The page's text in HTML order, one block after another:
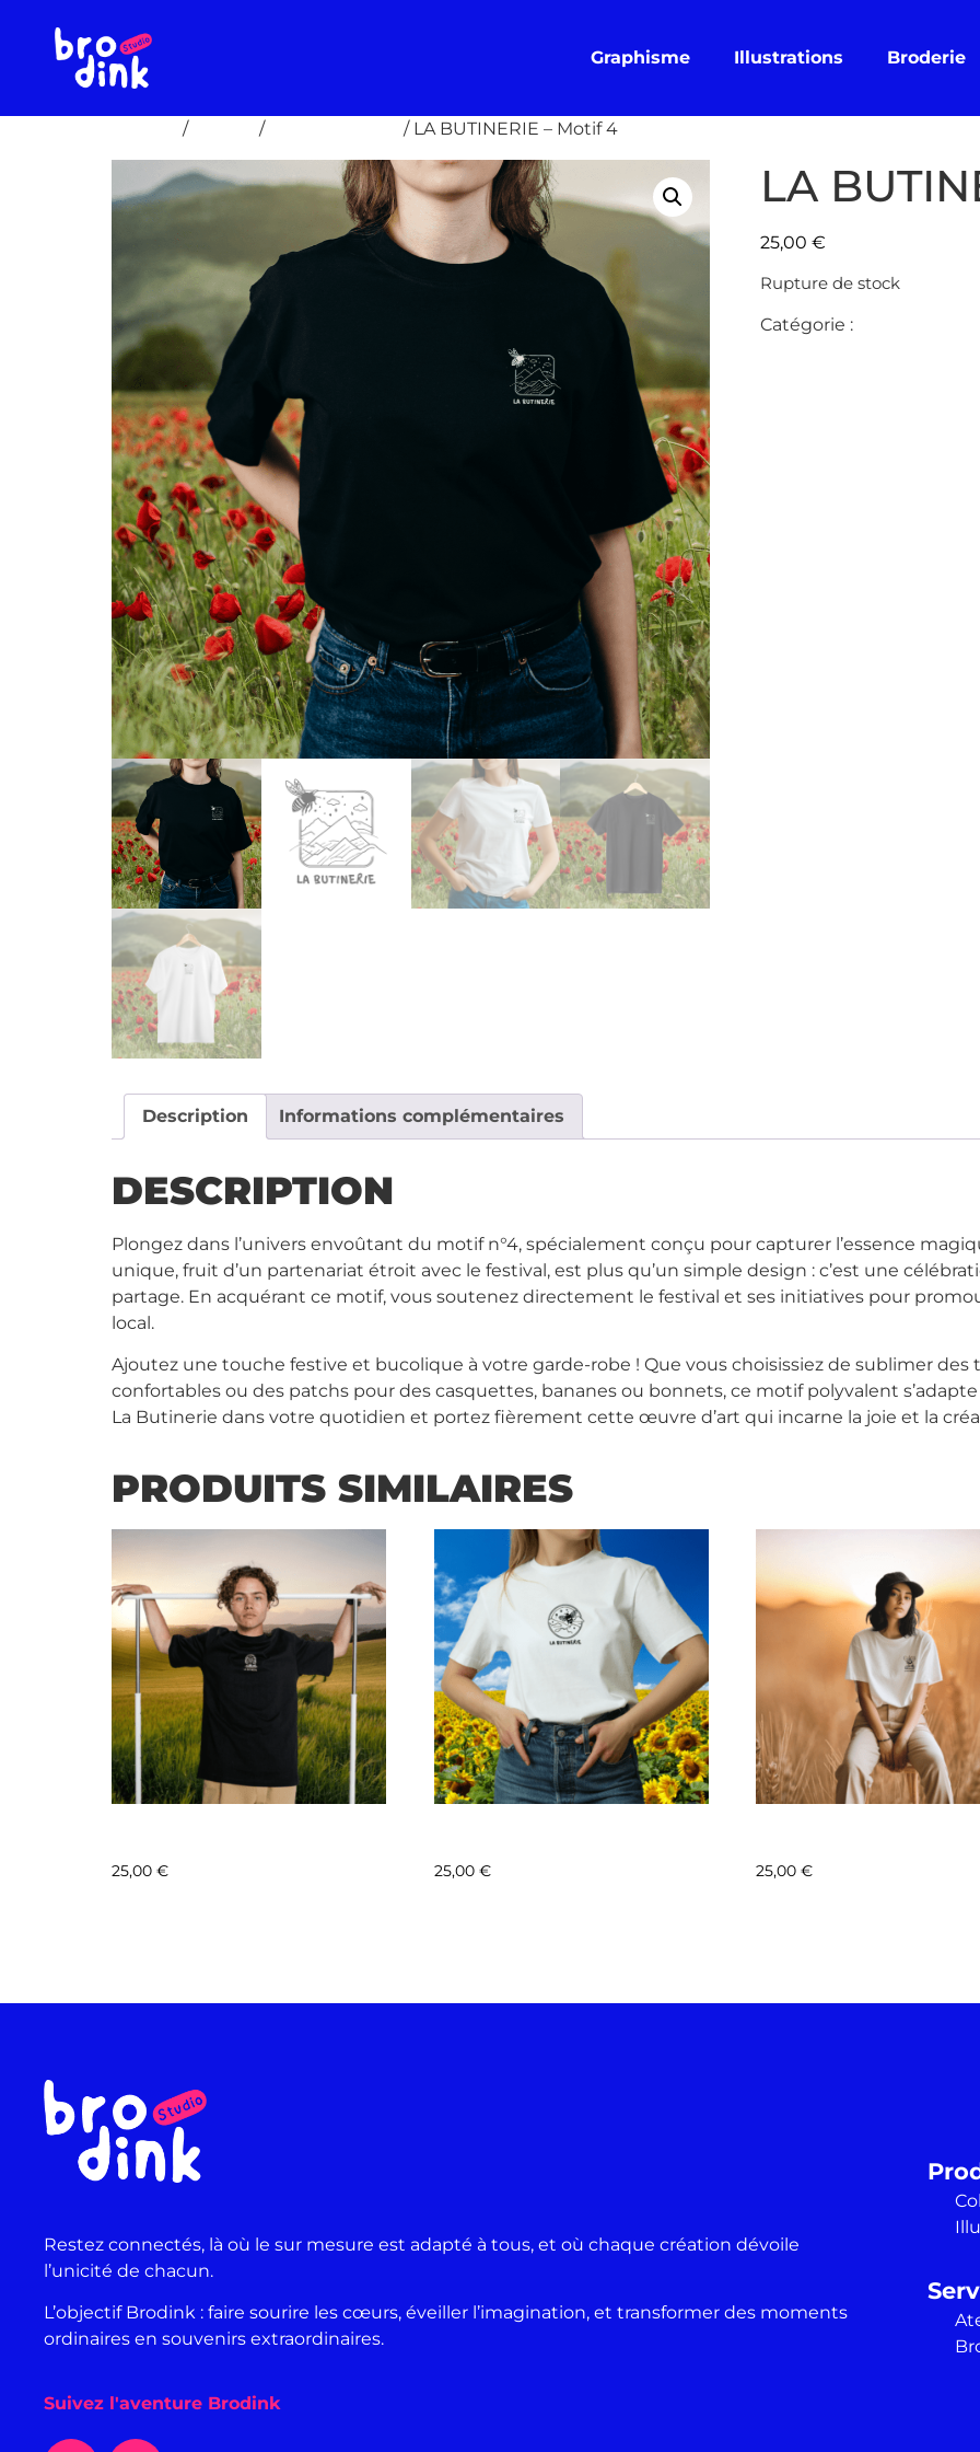
Graphisme Illustrations Broderie
/ / / LA BUTINERIE – Motif 4
LA
25,00 €
Rupture de stock
Catégorie :
Description Informations complémentaires
DESCRIPTION
Plongez dans l’univers envoûtant du motif n°4, spécialement conçu pour capturer l’essence
unique, fruit d’un partenariat étroit avec le festival, est plus qu’un simple design : c’est une
partage. En acquérant ce motif, vous soutenez directement le festival et ses initiatives pour
local.
Ajoutez une touche festive et bucolique à votre garde-robe ! Que vous choisissiez de sublimer des
confortables ou des patchs pour des casquettes, bananes ou bonnets, ce motif polyvalent
La Butinerie dans votre quotidien et portez fièrement cette œuvre d’art qui incarne la joie et la
PRODUITS SIMILAIRES
25,00 € 25,00 € 25,00€
Restez connectés, là où le sur mesure est adapté à tous, et où chaque création dévoile
l’unicité de chacun.
L’objectif Brodink : faire sourire les cœurs, éveiller l’imagination, et transformer des moments
ordinaires en souvenirs extraordinaires.
Suivez l'aventure Brodink